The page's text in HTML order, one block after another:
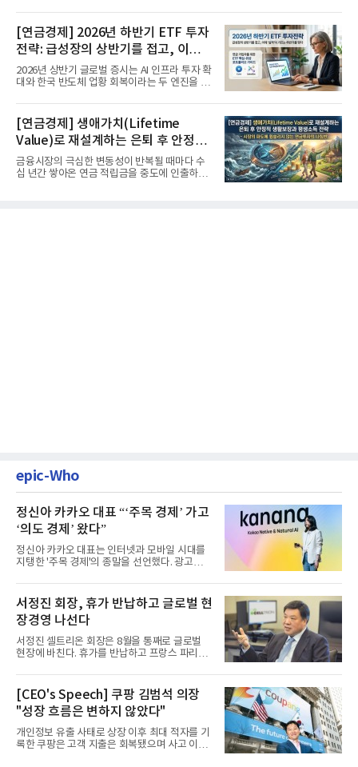
[연금경제] 2026년 하반기 ETF 투자
전략: 급성장의 상반기를 접고, 이제
'실적'이 가르는 하반기를 맞다
2026년 상반기 글로벌 증시는 AI 인프라 투자 확
대와 한국 반도체 업황 회복이라는 두 엔진을 달
[연금경제] 생애가치(Lifetime
Value)로 재설계하는 은퇴 후 안정적
생활보장과 평생소득 전략
금융시장의 극심한 변동성이 반복될 때마다 수
십 년간 쌓아온 연금 적립금을 중도에 인출하거
epic-Who
정신아 카카오 대표 “‘주목 경제’ 가고
‘의도 경제’ 왔다”
정신아 카카오 대표는 인터넷과 모바일 시대를
지탱한 '주목 경제'의 종말을 선언했다. 광고를
서정진 회장, 휴가 반납하고 글로벌 현
장경영 나선다
서정진 셀트리온 회장은 8월을 통째로 글로벌
현장에 바친다. 휴가를 반납하고 프랑스 파리에
[CEO's Speech] 쿠팡 김범석 의장
"성장 흐름은 변하지 않았다"
개인정보 유출 사태로 상장 이후 최대 적자를 기
록한 쿠팡은 고객 지출은 회복됐으며 사고 이전